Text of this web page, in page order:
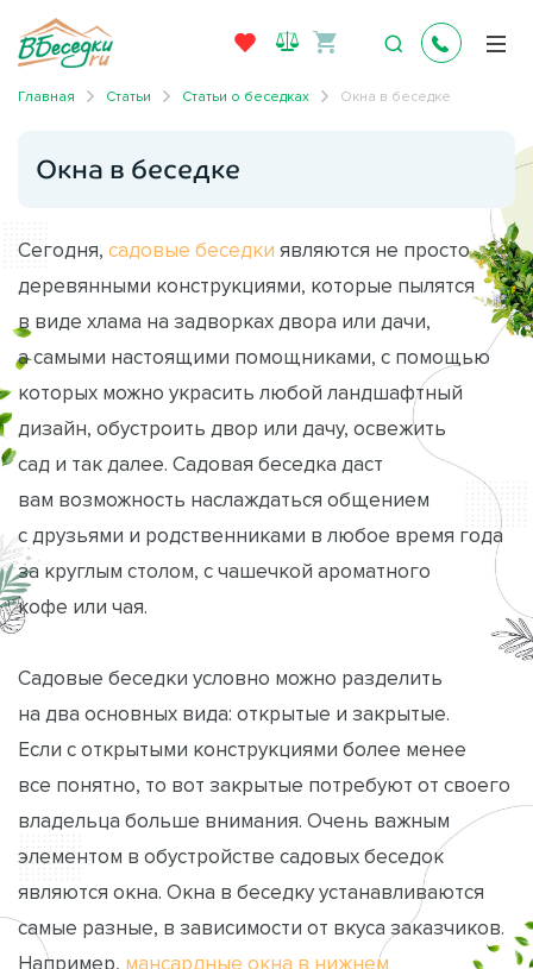
Главная Статьи Статьи о беседках Окна в беседке
Окна в беседке
Сегодня, садовые беседки являются не просто
деревянными конструкциями, которые пылятся
в виде хлама на задворках двора или дачи,
а самыми настоящими помощниками, с помощью
которых можно украсить любой ландшафтный
дизайн, обустроить двор или дачу, освежить
сад и так далее. Садовая беседка даст
вам возможность наслаждаться общением
с друзьями и родственниками в любое время года
за круглым столом, с чашечкой ароматного
кофе или чая.
Садовые беседки условно можно разделить
на два основных вида: открытые и закрытые.
Если с открытыми конструкциями более менее
все понятно, то вот закрытые потребуют от своего
владельца больше внимания. Очень важным
элементом в обустройстве садовых беседок
являются окна. Окна в беседку устанавливаются
самые разные, в зависимости от вкуса заказчиков.
Например, мансардные окна в нижнем